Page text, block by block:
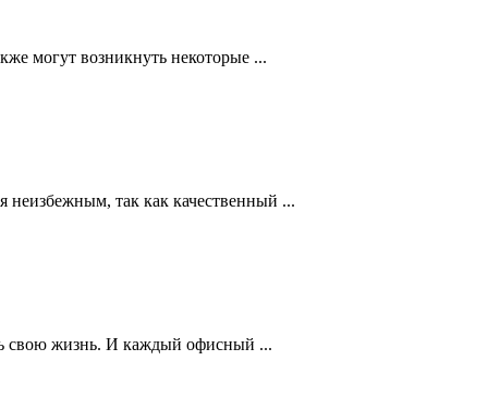
могут возникнуть некоторые ...
неизбежным, так как качественный ...
свою жизнь. И каждый офисный ...